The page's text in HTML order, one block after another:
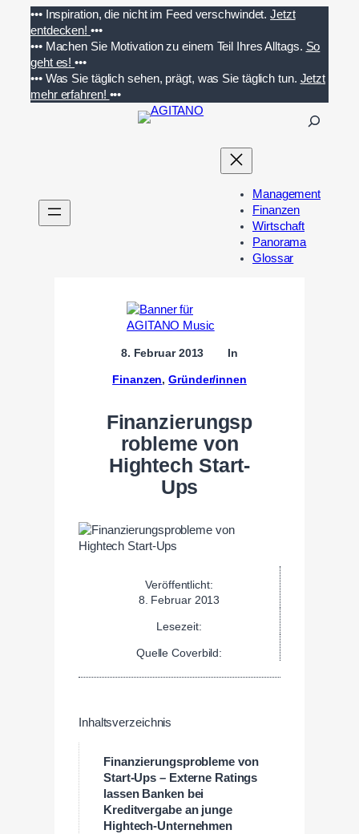
Inhalt
springen
••• Inspiration, die nicht im Feed verschwindet. Jetzt
entdecken! •••
••• Machen Sie Motivation zu einem Teil Ihres Alltags. So
geht es!•••
••• Was Sie täglich sehen, prägt, was Sie täglich tun. Jetzt
mehr erfahren! •••
n
Management
Finanzen
Wirtschaft
Panorama
Glossar
8. Februar 2013 In
Finanzen, Gründer/innen
Finanzierungsp
robleme von
Hightech Start-
Ups
Veröffentlicht:
8. Februar 2013
Lesezeit:
Quelle Coverbild:
Inhaltsverzeichnis
Finanzierungsprobleme von
Start-Ups – Externe Ratings
lassenBanken bei
Kreditvergabe an junge
Hightech-Unternehmen